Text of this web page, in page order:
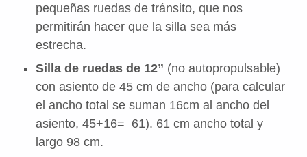
pequeñas ruedas de tránsito, que nos
permitirán hacer que la silla sea más
estrecha.
Silla de ruedas de 12” (no autopropulsable)
con asiento de 45 cm de ancho (para calcular
el ancho total se suman 16cm al ancho del
asiento, 45+16= 61). 61 cm ancho total y
largo 98 cm.